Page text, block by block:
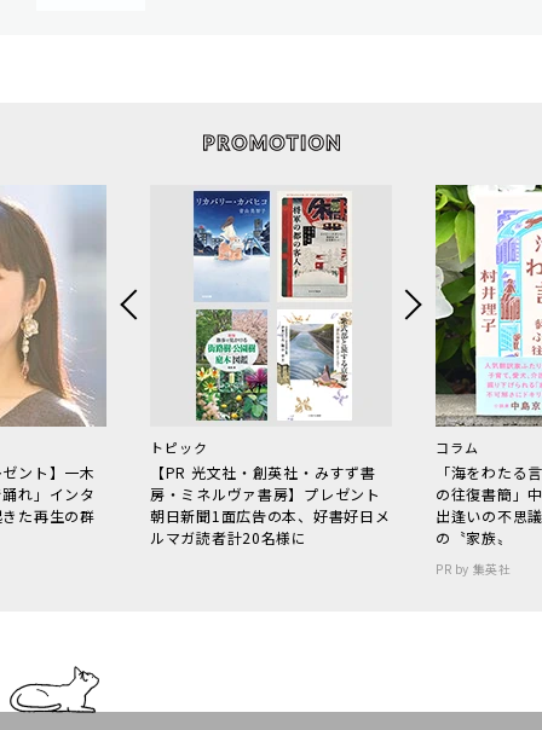
ント】一木
れ」インタ
た再生の群
トピック
【PR 光文社・創英社・みすず書
房・ミネルヴァ書房】プレゼント
朝日新聞1面広告の本、好書好日メ
ルマガ読者計20名様に
コラム
「海をわた
の往復書簡」
出逢いの不思
の〝家族〟
PR by 集英社